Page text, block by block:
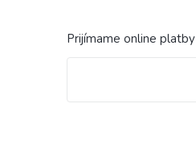
Prijímame online platby